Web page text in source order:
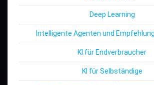
Deep Learning
Intelligente Agenten und
KI für Endverbraucher
KI für Selbständige